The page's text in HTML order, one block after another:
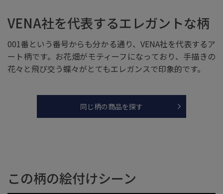
VENA社を代表するエレガントな柄
001番という番号からも分かる通り、VENA社を代表するア
ート柄です。お花畑がモティーフになっており、手描きの
花々と飛び交う蝶々がとてもエレガンスで印象的です。
同じ柄の商品を探す
この柄の絵付けシーン